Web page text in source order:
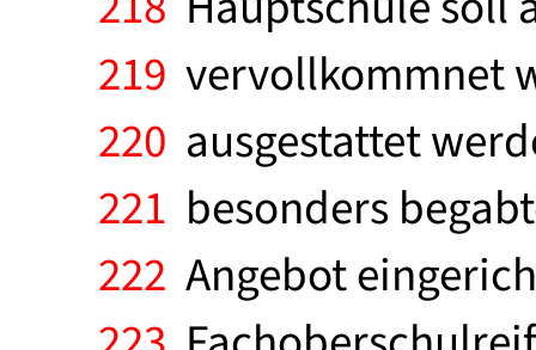
219 vervollkommnet
220 ausgestattet
221 besonders
222 Angebot